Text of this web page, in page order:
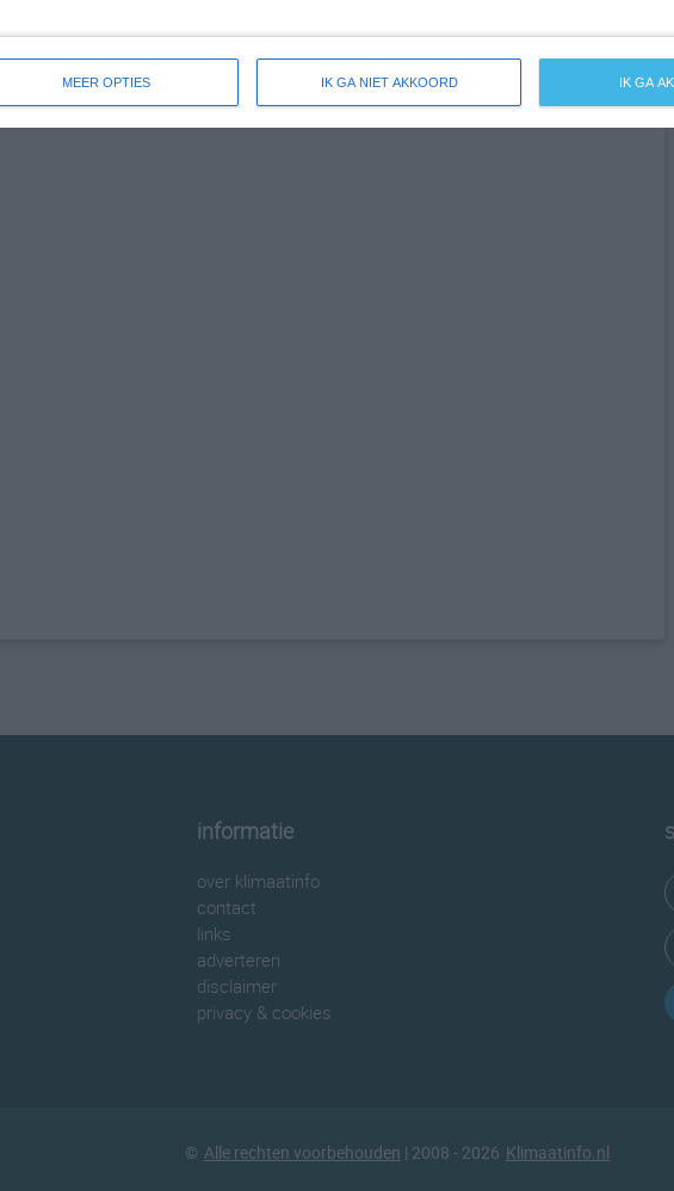
MEER OPTIES IK GA NIET AKKOORD IK GA
bekijk de uitgebreide weersverwachting voor Dixmoor
informatie
over klimaatinfo
contact
links
adverteren
disclaimer
privacy & cookies
© Alle rechten voorbehouden | 2008 - 2026 Klimaatinfo.nl